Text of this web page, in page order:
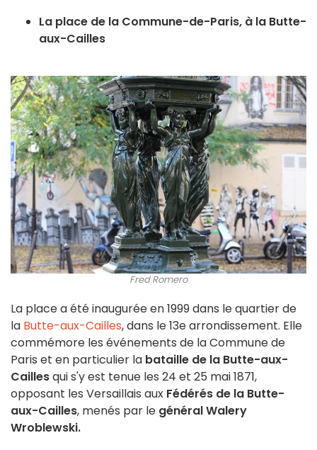
La place de la Commune-de-Paris, à la Butte-
aux-Cailles
Fred Romero
La place a été inaugurée en 1999 dans le quartier de
la Butte-aux-Cailles, dans le 13e arrondissement. Elle
commémore les événements de la Commune de
Paris et en particulier la bataille de la Butte-aux-
Caillesqui s'y est tenue les 24 et 25 mai 1871,
opposant les Versaillais aux Fédérés de la Butte-
aux-Cailles, menés par le général Walery
Wroblewski.